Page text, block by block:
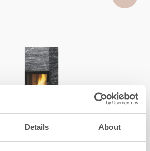
Details About